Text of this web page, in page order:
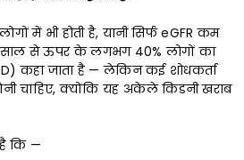
में भी होती है, यानी सिर्फ eGFR कम
साल से ऊपर के लगभग 40% लोगों का
कहा जाता है — लेकिन कई शोधकर्ता
चाहिए, क्योंकि यह अकेले किडनी खराब
कि —